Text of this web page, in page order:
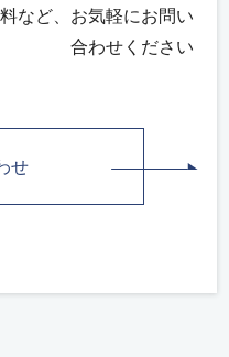
など、お気軽にお問い
合わせください
せ
割引制度も